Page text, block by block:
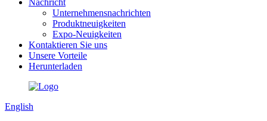
Nachricht
Unternehmensnachrichten
Produktneuigkeiten
Expo-Neuigkeiten
Kontaktieren Sie uns
Unsere Vorteile
Herunterladen
English